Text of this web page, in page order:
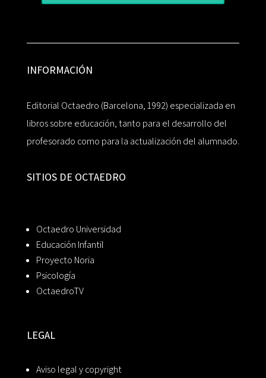
INFORMACIÓN
Editorial Octaedro (Barcelona, 1992) especializada en
libros sobre educación, tanto para el desarrollo del
profesorado como para la actualización del alumnado.
SITIOS DE OCTAEDRO
Octaedro Universidad
Educación Infantil
Proyecto Noria
Psicología
OctaedroTV
LEGAL
Aviso legal y copyright